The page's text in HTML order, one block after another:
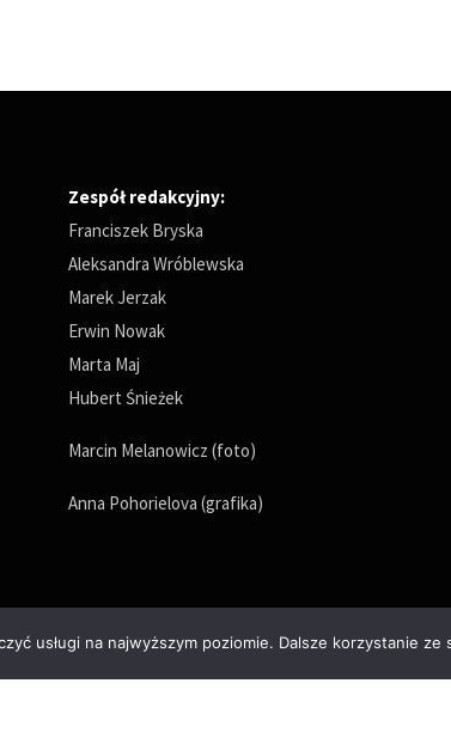
Zespół redakcyjny:
Franciszek Bryska
Aleksandra Wróblewska
Marek Jerzak
Erwin Nowak
Marta Maj
Hubert Śnieżek
Marcin Melanowicz (foto)
Anna Pohorielova (grafika)
usługi na najwyższym poziomie. Dalsze korzystanie